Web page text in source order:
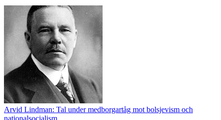
Arvid Lindman: Tal under medborgartåg mot bolsjevism och
nationalsocialism